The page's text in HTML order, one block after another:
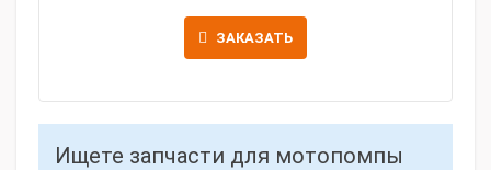
ЗАКАЗАТЬ
Ищете запчасти для мотопомпы